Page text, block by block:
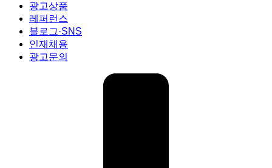
광고상품
레퍼런스
블로그·SNS
인재채용
광고문의